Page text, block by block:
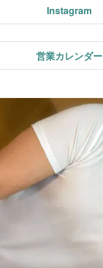
Instagram
営業カレンダー